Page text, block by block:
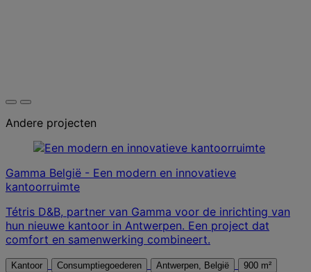
Andere projecten
Gamma België - Een modern en innovatieve
kantoorruimte
Tétris D&B, partner van Gamma voor de inrichting van
hun nieuwe kantoor in Antwerpen. Een project dat
comfort en samenwerking combineert.
Kantoor Consumptiegoederen Antwerpen, België 900 m²